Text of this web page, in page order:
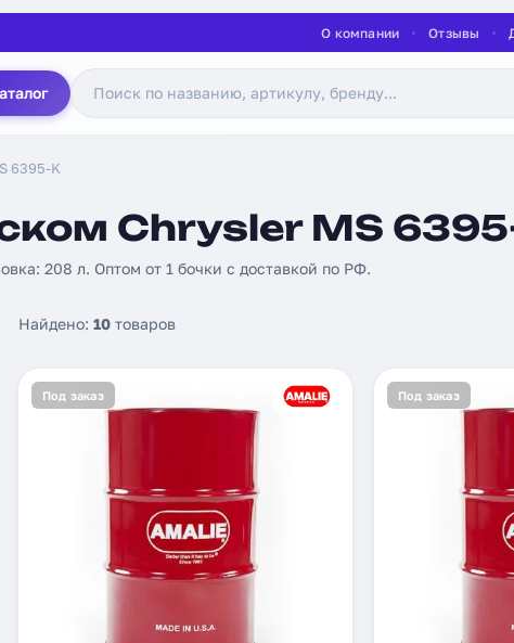
О компании Отзывы
6395-K
Chrysler MS
208 л. Оптом от 1 бочки с доставкой по РФ.
Найдено: 10 товаров
Под заказ Под заказ